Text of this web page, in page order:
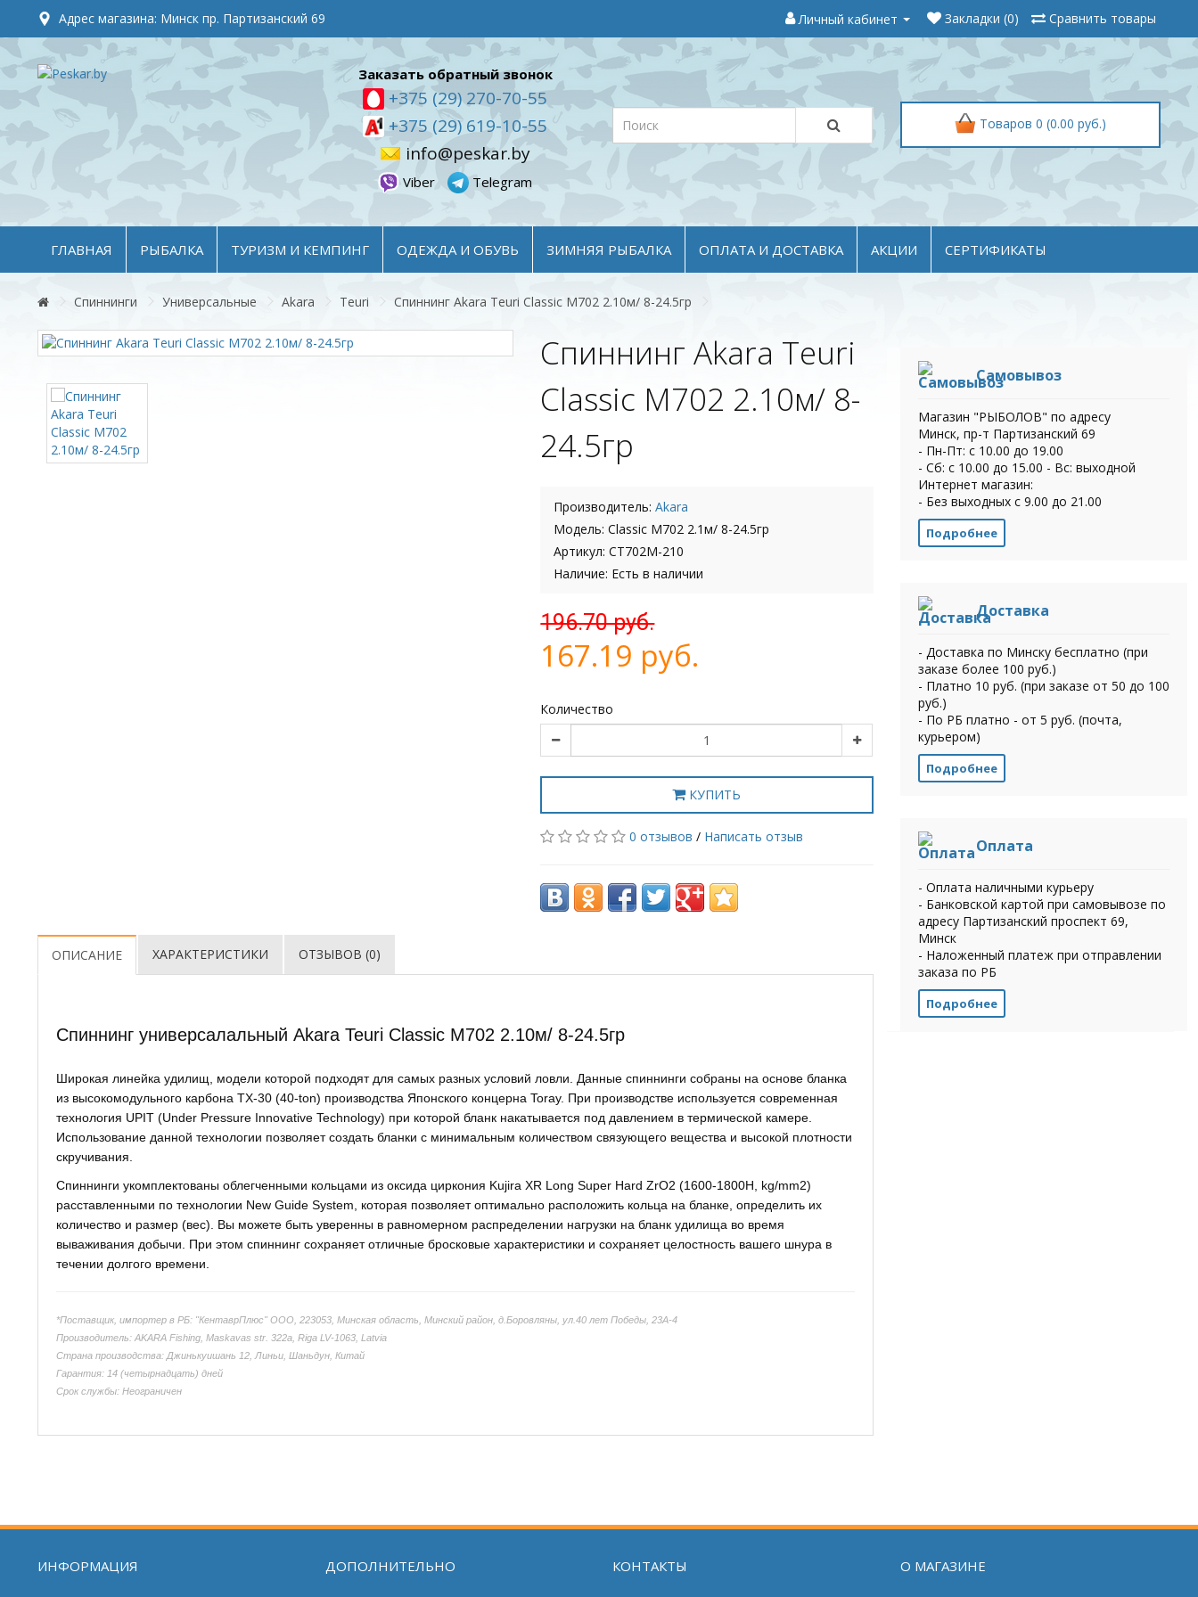
Адрес магазина: Минск пр. Партизанский 69 Личный кабинет Закладки (0) Сравнить товары
Заказать обратный звонок
+375 (29) 270-70-55
+375 (29) 619-10-55
info@peskar.by
Viber Telegram
Товаров 0 (0.00 руб.)
ГЛАВНАЯ РЫБАЛКА ТУРИЗМ И КЕМПИНГ ОДЕЖДА И ОБУВЬ ЗИМНЯЯ РЫБАЛКА ОПЛАТА И ДОСТАВКА АКЦИИ СЕРТИФИКАТЫ
Спиннинги Универсальные Akara Teuri Спиннинг Akara Teuri Classic M702 2.10м/ 8-24.5гр
Спиннинг Akara Teuri
Classic M702 2.10м/ 8-
24.5гр
Производитель:Akara
Модель: Classic M702 2.1м/ 8-24.5гр
Артикул: CT702M-210
Наличие: Есть в наличии
196.70 руб.
167.19 руб.
Количество
КУПИТЬ
0 отзывов / Написать отзыв
ОПИСАНИЕ ХАРАКТЕРИСТИКИ ОТЗЫВОВ (0)
Спиннинг универсалальный Akara Teuri Classic M702 2.10м/ 8-24.5гр
Широкая линейка удилищ, модели которой подходят для самых разных условий ловли. Данные спиннинги собраны на основе бланка
из высокомодульного карбона TX-30 (40-ton) производства Японского концерна Toray. При производстве используется современная
технология UPIT (Under Pressure Innovative Technology) при которой бланк накатывается под давлением в термической камере.
Использование данной технологии позволяет создать бланки с минимальным количеством связующего вещества и высокой плотности
скручивания.
Спиннинги укомплектованы облегченными кольцами из оксида циркония Kujira XR Long Super Hard ZrO2 (1600-1800H, kg/mm2)
расставленными по технологии New Guide System, которая позволяет оптимально расположить кольца на бланке, определить их
количество и размер (вес). Вы можете быть уверенны в равномерном распределении нагрузки на бланк удилища во время
вываживания добычи. При этом спиннинг сохраняет отличные бросковые характеристики и сохраняет целостность вашего шнура в
течении долгого времени.
*Поставщик, импортер в РБ: "КентаврПлюс" ООО, 223053, Минская область, Минский район, д.Боровляны, ул.40 лет Победы, 23А-4
Производитель: AKARA Fishing, Maskavas str. 322a, Riga LV-1063, Latvia
Страна производства: Джинькуишань 12, Линьи, Шаньдун, Китай
Гарантия: 14 (четырнадцать) дней
Срок службы: Неограничен
Самовывоз
Магазин "РЫБОЛОВ" по адресу
Минск, пр-т Партизанский 69
- Пн-Пт: с 10.00 до 19.00
- Сб: с 10.00 до 15.00 - Вс: выходной
Интернет магазин:
- Без выходных с 9.00 до 21.00
Подробнее
Доставка
- Доставка по Минску бесплатно (при
заказе более 100 руб.)
- Платно 10 руб. (при заказе от 50 до 100
руб.)
- По РБ платно - от 5 руб. (почта,
курьером)
Подробнее
Оплата
- Оплата наличными курьеру
- Банковской картой при самовывозе по
адресу Партизанский проспект 69,
Минск
- Наложенный платеж при отправлении
заказа по РБ
Подробнее
ИНФОРМАЦИЯ ДОПОЛНИТЕЛЬНО КОНТАКТЫ О МАГАЗИНЕ